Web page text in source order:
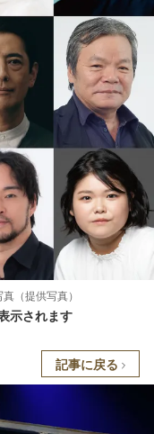
（提供写真）
示されます
記事に戻る